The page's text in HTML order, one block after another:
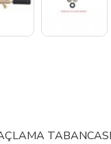
TABANCASI